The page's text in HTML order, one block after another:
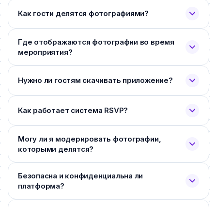
Как гости делятся фотографиями?
Где отображаются фотографии во время
мероприятия?
Нужно ли гостям скачивать приложение?
Как работает система RSVP?
Могу ли я модерировать фотографии,
которыми делятся?
Безопасна и конфиденциальна ли
платформа?